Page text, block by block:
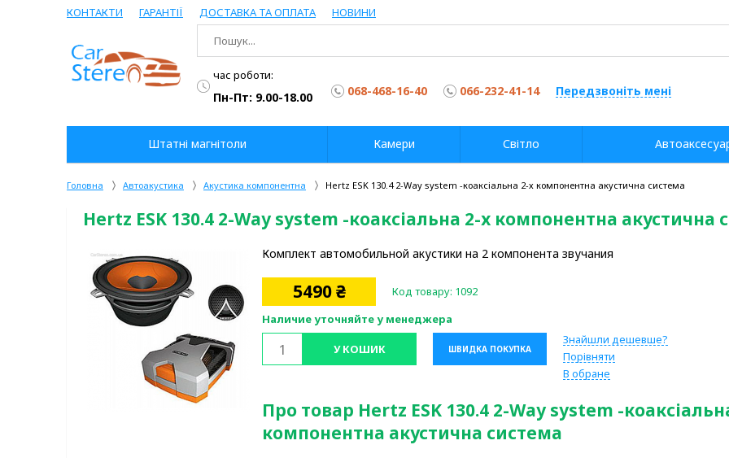
Головна Автоакустика Акустика компонентна Hertz ESK 130.4 2-Way system -коаксіальна 2-х компонентна акустична система
Hertz ESK 130.4 2-Way system -коаксіальна 2-х компонентна акустична
Комплект автомобильной акустики на 2 компонента звучания
5490₴ Код товару: 1092
Наличие уточняйте у менеджера
У КОШИК ШВИДКА ПОКУПКА
Знайшли дешевше?
Порівняти
В обране
Про товар Hertz ESK 130.4 2-Way system -
компонентна акустична система
КОНТАКТИ ГАРАНТІЇ ДОСТАВКА ТА ОПЛАТА НОВИНИ
час роботи:
Пн-Пт: 9.00-18.00 068-468-16-40 066-232-41-14 Передзвоніть мені
Штатні магнітоли Камери Світло